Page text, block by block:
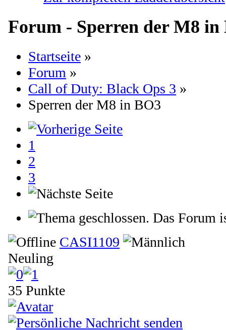
Forum - Sperren der M8 in
Startseite »
Forum »
Call of Duty: Black Ops 3 »
Sperren der M8 in BO3
1
2
3
Das Forum
CASI1109
Neuling
35 Punkte